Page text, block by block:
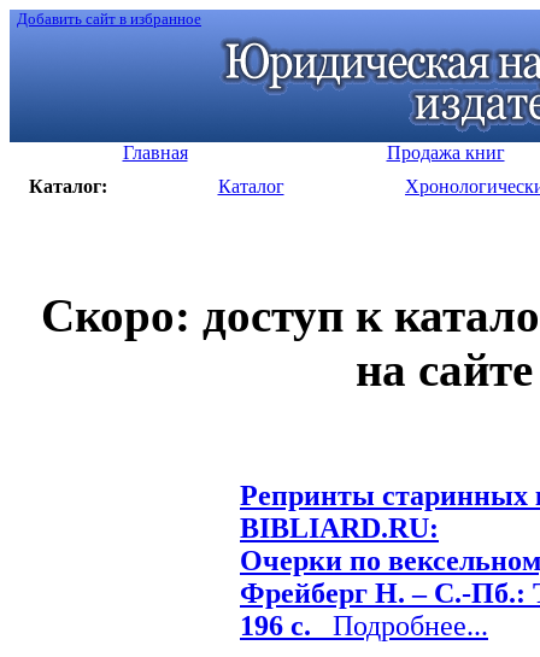
Добавить сайт в избранное
Главная
Продажа книг
Каталог:
Каталог
Скоро: доступ к
на
Репринты старинных
BIBLIARD.RU:
Очерки по
Фрейберг Н. – С.-Пб.:
196 с. Подробнее...